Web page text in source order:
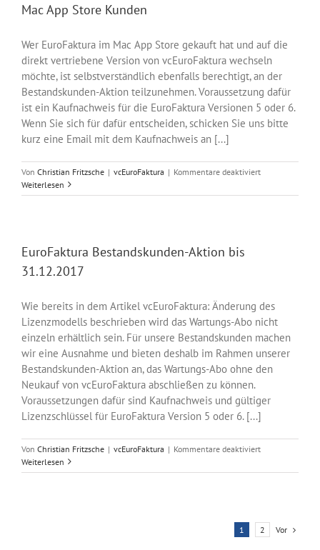
Mac App Store Kunden
Wer EuroFaktura im Mac App Store gekauft hat und auf die
direkt vertriebene Version von vcEuroFaktura wechseln
möchte, ist selbstverständlich ebenfalls berechtigt, an der
Bestandskunden-Aktion teilzunehmen. Voraussetzung dafür
ist ein Kaufnachweis für die EuroFaktura Versionen 5 oder 6.
Wenn Sie sich für dafür entscheiden, schicken Sie uns bitte
kurz eine Email mit dem Kaufnachweis an [...]
Von Christian Fritzsche | vcEuroFaktura | Kommentare deaktiviertfür
Weiterlesen
EuroFaktura Bestandskunden-Aktion bis
31.12.2017
Wie bereits in dem Artikel vcEuroFaktura: Änderung des
Lizenzmodells beschrieben wird das Wartungs-Abo nicht
einzeln erhältlich sein. Für unsere Bestandskunden machen
wir eine Ausnahme und bieten deshalb im Rahmen unserer
Bestandskunden-Aktion an, das Wartungs-Abo ohne den
Neukauf von vcEuroFaktura abschließen zu können.
Voraussetzungen dafür sind Kaufnachweis und gültiger
Lizenzschlüssel für EuroFaktura Version 5 oder 6. [...]
Von Christian Fritzsche | vcEuroFaktura | Kommentare deaktiviertfür
Weiterlesen
1 2 Vor